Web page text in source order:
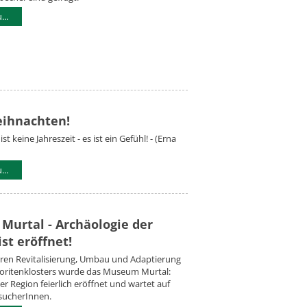
keine Jahreszeit - es ist ein Gefühl! - (Erna
- Archäologie der
eröffnet!
Revitalisierung, Umbau und Adaptierung
wurde das Museum Murtal:
Region feierlich eröffnet und wartet auf